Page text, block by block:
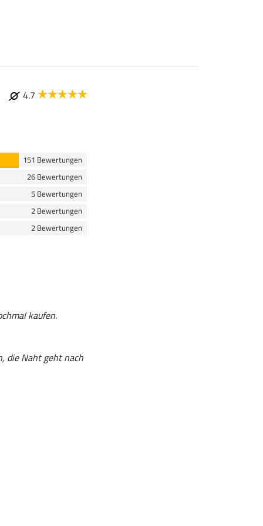
4.7
151 Bewertungen
26 Bewertungen
5 Bewertungen
2 Bewertungen
2 Bewertungen
kaufen.
die Naht geht nach